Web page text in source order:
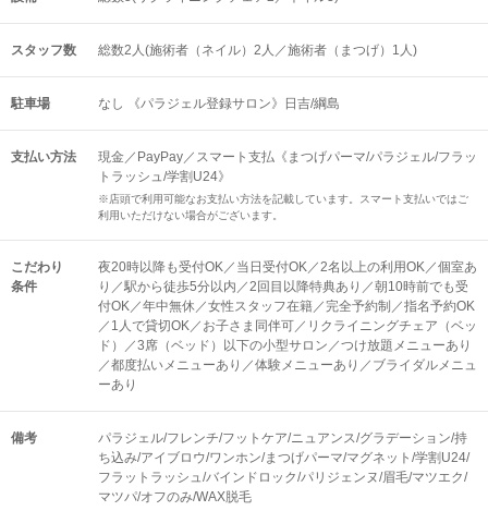
スタッフ数 総数2人(施術者（ネイル）2人／施術者（まつげ）1人)
駐車場 なし 《パラジェル登録サロン》日吉/綱島
支払い方法
現金／PayPay／スマート支払《まつげパーマ/パラジェル/フラッ
トラッシュ/学割U24》
※店頭で利用可能なお支払い方法を記載しています。スマート支払いではご
利用いただけない場合がございます。
こだわり
条件
夜20時以降も受付OK／当日受付OK／2名以上の利用OK／個室あ
り／駅から徒歩5分以内／2回目以降特典あり／朝10時前でも受
付OK／年中無休／女性スタッフ在籍／完全予約制／指名予約OK
／1人で貸切OK／お子さま同伴可／リクライニングチェア（ベッ
ド）／3席（ベッド）以下の小型サロン／つけ放題メニューあり
／都度払いメニューあり／体験メニューあり／ブライダルメニュ
ーあり
備考
パラジェル/フレンチ/フットケア/ニュアンス/グラデーション/持
ち込み/アイブロウ/ワンホン/まつげパーマ/マグネット/学割U24/
フラットラッシュ/バインドロック/パリジェンヌ/眉毛/マツエク/
マツパ/オフのみ/WAX脱毛